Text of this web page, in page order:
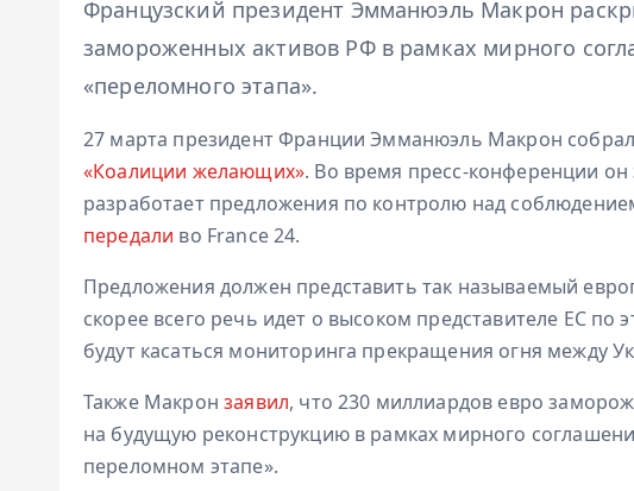
Французский президент Эмманюэль Макрон
замороженных активов РФ в рамках мирного
«переломного этапа».
27 марта президент Франции Эмманюэль Макрон
«Коалиции желающих». Во время пресс-конференции он
разработает предложения по контролю над
передали во France 24.
Предложения должен представить так называемый
скорее всего речь идет о высоком представителе ЕС
будут касаться мониторинга прекращения огня между
Также Макронзаявил, что 230 миллиардов евро
на будущую реконструкцию в рамках мирного
переломном этапе».